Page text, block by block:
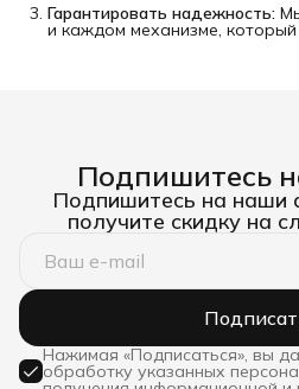
Гарантировать надежность:
и каждом механизме,
Подпишитесь
Подпишитесь на наши
получите скидку на
Нажимая «Подписаться», вы
обработку указанных